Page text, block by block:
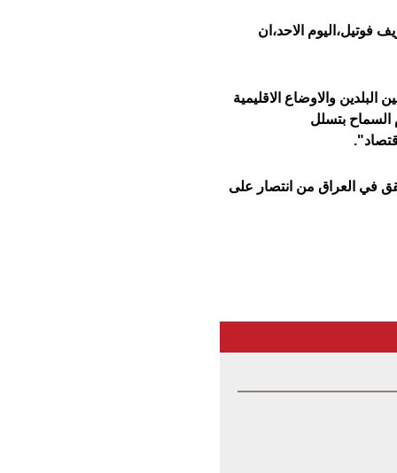
فوتيل،اليوم الاحد،ان
والاوضاع الاقليمية
السماح بتسلل
في العراق من انتصار على